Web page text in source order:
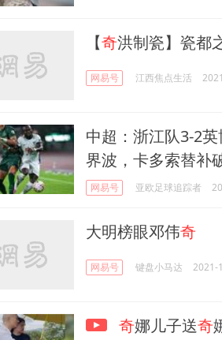
【奇洪制瓷】瓷都
网易号 江西焦点生活
中超：浙江队3-2
界波，卡多索替补
网易号 亚欧足球追踪者
大明榜眼邓伟奇
网易号 键盘小马达 2021-
奇娜儿子送奇